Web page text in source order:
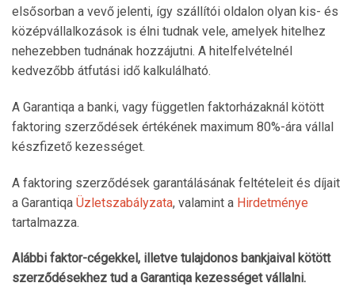
elsősorban a vevő jelenti, így szállítói oldalon olyan kis- és
középvállalkozások is élni tudnak vele, amelyek hitelhez
nehezebben tudnának hozzájutni. A hitelfelvételnél
kedvezőbb átfutási idő kalkulálható.
A Garantiqa a banki, vagy független faktorházaknál kötött
faktoring szerződések értékének maximum 80%-ára vállal
készfizető kezességet.
A faktoring szerződések garantálásának feltételeit és díjait
a Garantiqa Üzletszabályzata, valamint a Hirdetménye
tartalmazza.
Alábbi faktor-cégekkel, illetve tulajdonos bankjaival kötött
szerződésekhez tud a Garantiqa kezességet vállalni.